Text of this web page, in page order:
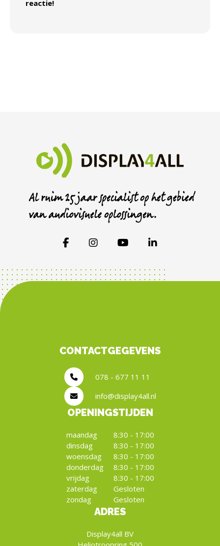
reactie!
CONTACTGEGEVENS
078 - 677 11 11
info@display4all.nl
OPENINGSTIJDEN
maandag
8:30 - 17:00
dinsdag
8:30 - 17:00
woensdag
8:30 - 17:00
donderdag
8:30 - 17:00
vrijdag
8:30 - 17:00
zaterdag
Gesloten
zondag
Gesloten
ADRES
Display4all BV